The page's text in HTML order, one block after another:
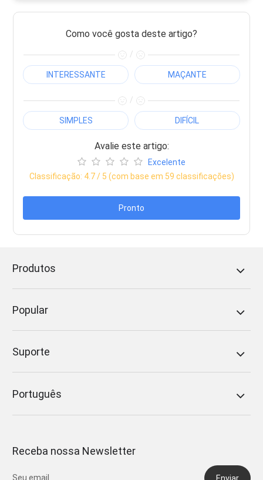
Como você gosta deste artigo?
/
INTERESSANTE MAÇANTE
/
SIMPLES DIFÍCIL
Avalie este artigo:
Excelente
Classificação: 4.7/ 5 (com base em 59 classificações)
Pronto
Produtos
Popular
Suporte
Português
Receba nossa Newsletter